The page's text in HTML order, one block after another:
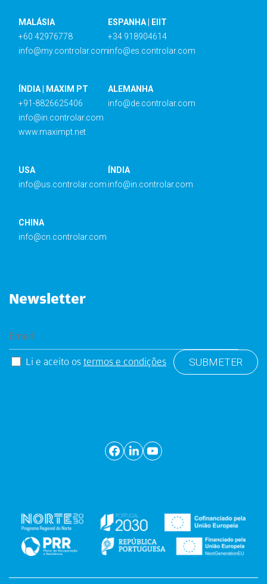
MALÁSIA
+60 42976778
info@my.controlar.com
ESPANHA | EIIT
+34 918904614
info@es.controlar.com
ÍNDIA | MAXIM PT
+91-8826625406
info@in.controlar.com
www.maximpt.net
ALEMANHA
info@de.controlar.com
USA
info@us.controlar.com
ÍNDIA
info@in.controlar.com
CHINA
info@cn.controlar.com
Newsletter
Li e aceito os termos e condições